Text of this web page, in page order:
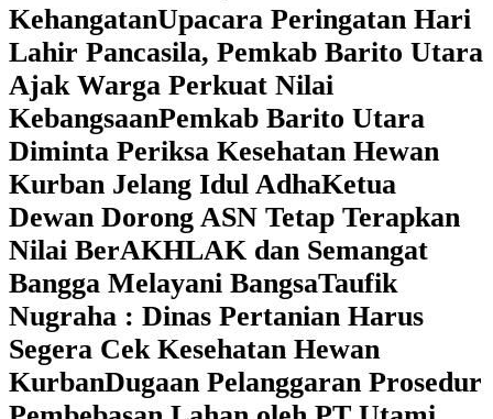
KehangatanUpacara Peringatan Hari
Lahir Pancasila, Pemkab Barito Utara
Ajak Warga Perkuat Nilai
KebangsaanPemkab Barito Utara
Diminta Periksa Kesehatan Hewan
Kurban Jelang Idul AdhaKetua
Dewan Dorong ASN Tetap Terapkan
Nilai BerAKHLAK dan Semangat
Bangga Melayani BangsaTaufik
Nugraha : Dinas Pertanian Harus
Segera Cek Kesehatan Hewan
KurbanDugaan Pelanggaran Prosedur